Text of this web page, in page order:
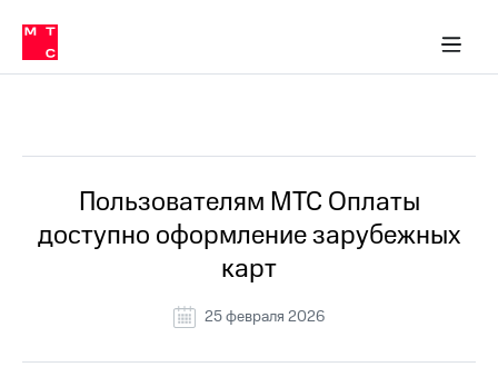
Медиа-центр
и акционерам
Устойчивое развитие
Комплаенс и деловая этика
компании
Карьера
История
компании
в МТС
Пресс-
релизы
Пользователям МТС Оплаты
доступно оформление зарубежных
карт
25 февраля 2026